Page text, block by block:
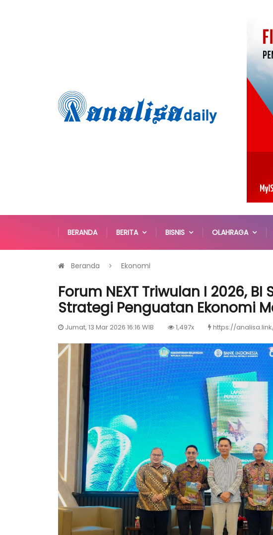
BERANDA BERITA BISNIS OLAHRAGA
Beranda Ekonomi
Forum NEXT Triwulan I 2026,
Strategi Penguatan Ekonomi
Jumat, 13 Mar 2026 16:16 WIB 1,497x https://